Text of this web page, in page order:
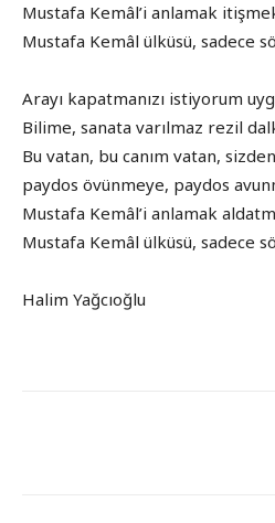
Mustafa Kemâl’i anlamak
Mustafa Kemâl ülküsü, sadece
Arayı kapatmanızı istiyorum
Bilime, sanata varılmaz rezil
Bu vatan, bu canım vatan,
paydos övünmeye, paydos
Mustafa Kemâl’i anlamak
Mustafa Kemâl ülküsü, sadece
Halim Yağcıoğlu